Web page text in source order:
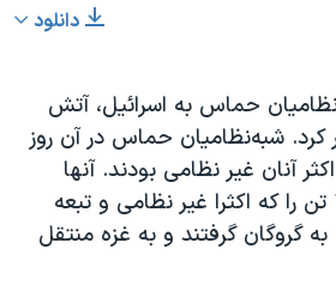
دانلود
مهر شبه‌نظامیان حماس به اسرائیل، آتش
کرد. شبه‌نظامیان حماس در آن روز
اکثر آنان غیر نظامی بودند. آنها
همچنین بیش از ۲۴۰ تن را که اکثرا غیر نظامی و تبعه
گروگان گرفتند و به غزه منتقل